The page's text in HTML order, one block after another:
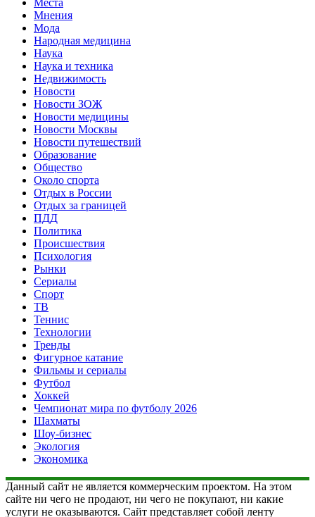
Места
Мнения
Мода
Народная медицина
Наука
Наука и техника
Недвижимость
Новости
Новости ЗОЖ
Новости медицины
Новости Москвы
Новости путешествий
Образование
Общество
Около спорта
Отдых в России
Отдых за границей
ПДД
Политика
Происшествия
Психология
Рынки
Сериалы
Спорт
ТВ
Теннис
Технологии
Тренды
Фигурное катание
Фильмы и сериалы
Футбол
Хоккей
Чемпионат мира по футболу 2026
Шахматы
Шоу-бизнес
Экология
Экономика
Данный сайт не является коммерческим проектом. На этом
сайте ни чего не продают, ни чего не покупают, ни какие
услуги не оказываются. Сайт представляет собой ленту